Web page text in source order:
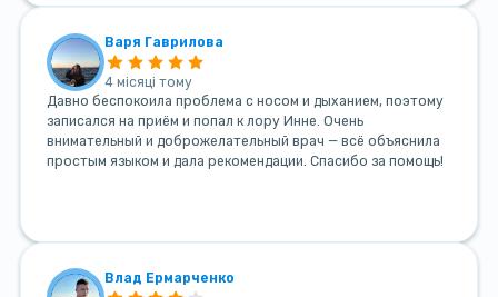
Варя Гаврилова
4 місяці тому
Давно беспокоила проблема с носом и дыханием, поэтому
записался на приём и попал к лору Инне. Очень
внимательный и доброжелательный врач — всё объяснила
простым языком и дала рекомендации. Спасибо за помощь!
Влад Ермарченко